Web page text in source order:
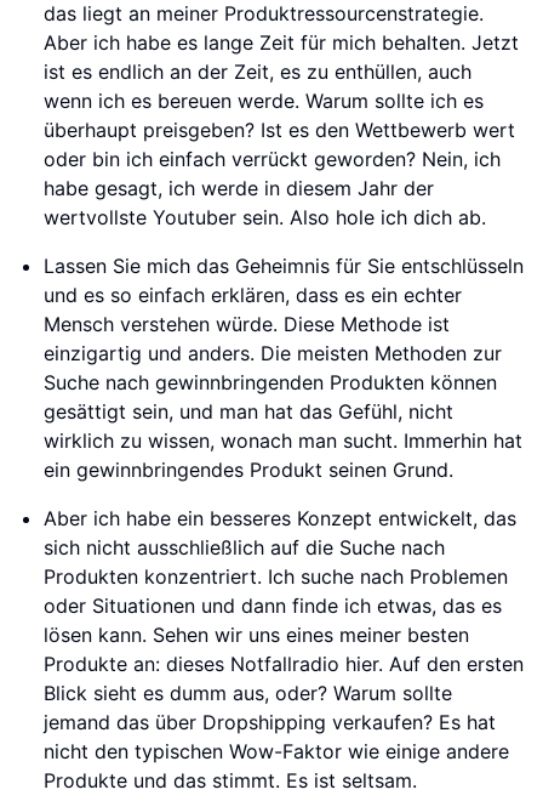
das liegt an meiner Produktressourcenstrategie.
Aber ich habe es lange Zeit für mich behalten. Jetzt
ist es endlich an der Zeit, es zu enthüllen, auch
wenn ich es bereuen werde. Warum sollte ich es
überhaupt preisgeben? Ist es den Wettbewerb wert
oder bin ich einfach verrückt geworden? Nein, ich
habe gesagt, ich werde in diesem Jahr der
wertvollste Youtuber sein. Also hole ich dich ab.
Lassen Sie mich das Geheimnis für Sie entschlüsseln
und es so einfach erklären, dass es ein echter
Mensch verstehen würde. Diese Methode ist
einzigartig und anders. Die meisten Methoden zur
Suche nach gewinnbringenden Produkten können
gesättigt sein, und man hat das Gefühl, nicht
wirklich zu wissen, wonach man sucht. Immerhin hat
ein gewinnbringendes Produkt seinen Grund.
Aber ich habe ein besseres Konzept entwickelt, das
sich nicht ausschließlich auf die Suche nach
Produkten konzentriert. Ich suche nach Problemen
oder Situationen und dann finde ich etwas, das es
lösen kann. Sehen wir uns eines meiner besten
Produkte an: dieses Notfallradio hier. Auf den ersten
Blick sieht es dumm aus, oder? Warum sollte
jemand das über Dropshipping verkaufen? Es hat
nicht den typischen Wow-Faktor wie einige andere
Produkte und das stimmt. Es ist seltsam.